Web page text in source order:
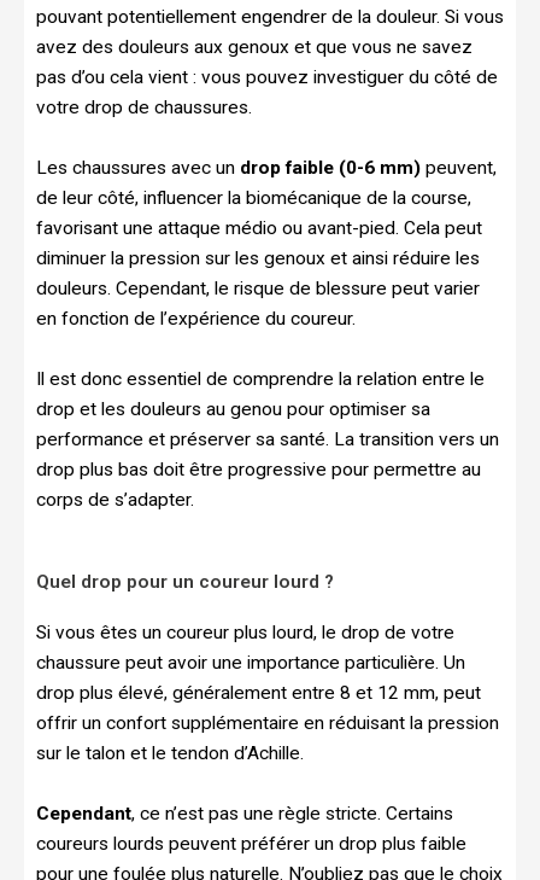
pouvant potentiellement engendrer de la douleur. Si vous
avez des douleurs aux genoux et que vous ne savez
pas d’ou cela vient : vous pouvez investiguer du côté de
votre drop de chaussures.
Les chaussures avec un drop faible (0-6 mm) peuvent,
de leur côté, influencer la biomécanique de la course,
favorisant une attaque médio ou avant-pied. Cela peut
diminuer la pression sur les genoux et ainsi réduire les
douleurs. Cependant, le risque de blessure peut varier
en fonction de l’expérience du coureur.
Il est donc essentiel de comprendre la relation entre le
drop et les douleurs au genou pour optimiser sa
performance et préserver sa santé. La transition vers un
drop plus bas doit être progressive pour permettre au
corps de s’adapter.
Quel drop pour un coureur lourd ?
Si vous êtes un coureur plus lourd, le drop de votre
chaussure peut avoir une importance particulière. Un
drop plus élevé, généralement entre 8 et 12 mm, peut
offrir un confort supplémentaire en réduisant la pression
sur le talon et le tendon d’Achille.
Cependant, ce n’est pas une règle stricte. Certains
coureurs lourds peuvent préférer un drop plus faible
pour une foulée plus naturelle. N’oubliez pas que le choix